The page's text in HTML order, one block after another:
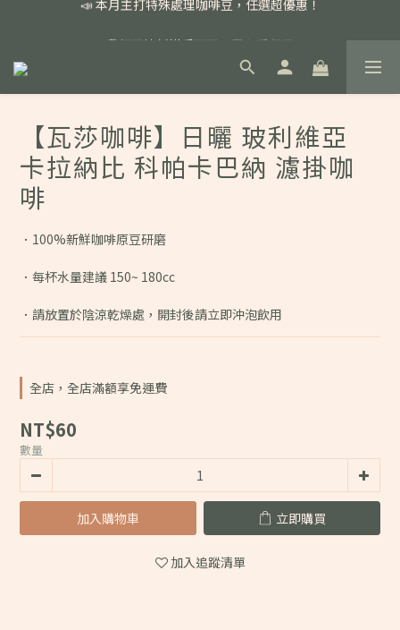
🏅我們堅持新鮮手選豆，用心看得見！
📣 📣 新加入會員即享百元購物金，消費滿額再享免運費！
【瓦莎咖啡】日曬 玻利維亞
卡拉納比 科帕卡巴納 濾掛咖
啡
．100%新鮮咖啡原豆研磨
．每杯水量建議 150~ 180cc
．請放置於陰涼乾燥處，開封後請立即沖泡飲用
全店，全店滿額享免運費
NT$60
數量
加入購物車 立即購買
加入追蹤清單